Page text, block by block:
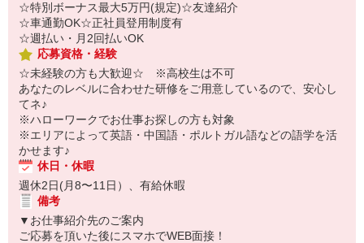
☆特別ボーナス最大5万円(規定)☆友達紹介
☆車通勤OK☆正社員登用制度有
☆週払い・月2回払いOK
応募資格・経験
☆未経験の方も大歓迎☆ ※高校生は不可
あなたのレベルに合わせた研修をご用意しているので、安心し
てネ♪
※ハローワークでお仕事お探しの方も対象
※エリアによって英語・中国語・ポルトガル語などの語学を活
かせます♪
休日・休暇
週休2日(月8〜11日）、有給休暇
備考
▼お仕事紹介先のご案内
ご応募を頂いた後にスマホでWEB面接！